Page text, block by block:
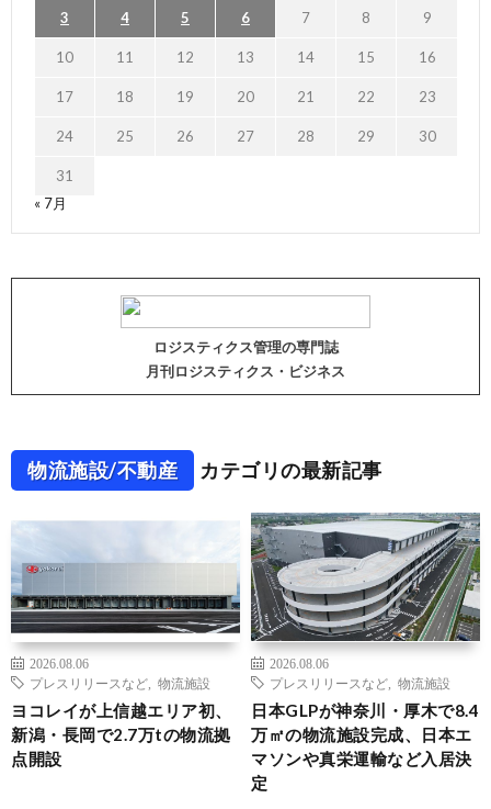
3 4 5 6 7 8 9
10 11 12 13 14 15 16
17 18 19 20 21 22 23
24 25 26 27 28 29 30
31
« 7月
ロジスティクス管理の専門誌
月刊ロジスティクス・ビジネス
物流施設/不動産 カテゴリの最新記事
2026.08.06
プレスリリースなど
物流施設
ヨコレイが上信越エリア初、
新潟・長岡で2.7万tの物流拠
点開設
2026.08.06
プレスリリースなど
物流施設
日本GLPが神奈川・厚木で8.4
万㎡の物流施設完成、日本エ
マソンや真栄運輸など入居決
定